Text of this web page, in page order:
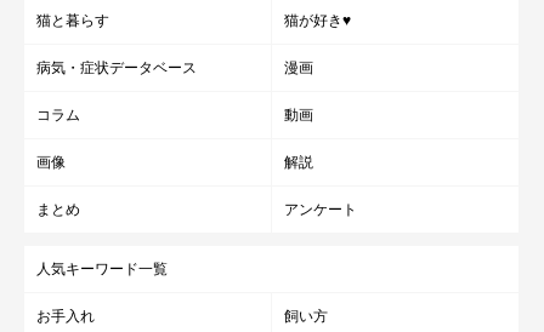
猫と暮らす 猫が好き♥
病気・症状データベース 漫画
コラム 動画
画像 解説
まとめ アンケート
人気キーワード一覧
お手入れ 飼い方